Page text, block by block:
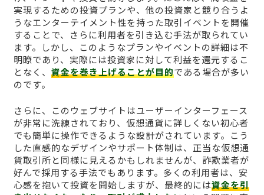
実現するための投資プランや、他の投資家と競り合うよ
うなエンターテイメント性を持った取引イベントを開催
することで、さらに利用者を引き込む手法が取られてい
ます。しかし、このようなプランやイベントの詳細は不
明瞭であり、実際には投資家に対して利益を還元するこ
となく、 資金を巻き上げることが目的である場合が多い
のです。
さらに、このウェブサイトはユーザーインターフェース
が非常に洗練されており、仮想通貨に詳しくない初心者
でも簡単に操作できるような設計がされています。こう
した直感的なデザインやサポート体制は、正当な仮想通
貨取引所と同様に見えるかもしれませんが、詐欺業者が
好んで採用する手法でもあります。多くの利用者は、安
心感を抱いて投資を開始しますが、最終的には資金を引